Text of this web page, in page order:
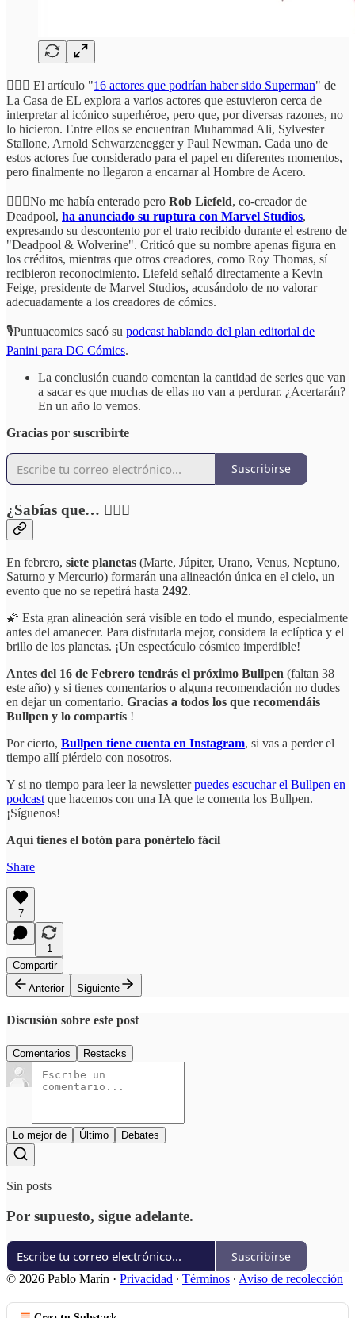
🦸🏻‍♂️ El artículo "16 actores que podrían haber sido Superman" de
La Casa de EL explora a varios actores que estuvieron cerca de
interpretar al icónico superhéroe, pero que, por diversas razones, no
lo hicieron. Entre ellos se encuentran Muhammad Ali, Sylvester
Stallone, Arnold Schwarzenegger y Paul Newman. Cada uno de
estos actores fue considerado para el papel en diferentes momentos,
pero finalmente no llegaron a encarnar al Hombre de Acero.
🤦🏻‍♂️No me había enterado pero Rob Liefeld, co-creador de
Deadpool, ha anunciado su ruptura con Marvel Studios,
expresando su descontento por el trato recibido durante el estreno de
"Deadpool & Wolverine". Criticó que su nombre apenas figura en
los créditos, mientras que otros creadores, como Roy Thomas, sí
recibieron reconocimiento. Liefeld señaló directamente a Kevin
Feige, presidente de Marvel Studios, acusándolo de no valorar
adecuadamente a los creadores de cómics.
🎙️Puntuacomics sacó su podcast hablando del plan editorial de
Panini para DC Cómics.
La conclusión cuando comentan la cantidad de series que van
a sacar es que muchas de ellas no van a perdurar. ¿Acertarán?
En un año lo vemos.
Gracias por suscribirte
Suscribirse
¿Sabías que… 🕵🏻‍♂️
En febrero, siete planetas (Marte, Júpiter, Urano, Venus, Neptuno,
Saturno y Mercurio) formarán una alineación única en el cielo, un
evento que no se repetirá hasta 2492.
🌠 Esta gran alineación será visible en todo el mundo, especialmente
antes del amanecer. Para disfrutarla mejor, considera la eclíptica y el
brillo de los planetas. ¡Un espectáculo cósmico imperdible!
Antes del 16 de Febrero tendrás el próximo Bullpen (faltan 38
este año) y si tienes comentarios o alguna recomendación no dudes
en dejar un comentario. Gracias a todos los que recomendáis
Bullpen y lo compartís !
Por cierto, Bullpen tiene cuenta en Instagram, si vas a perder el
tiempo allí piérdelo con nosotros.
Y si no tiempo para leer la newsletterpuedes escuchar el Bullpen en
podcast que hacemos con una IA que te comenta los Bullpen.
¡Síguenos!
Aquí tienes el botón para ponértelo fácil
Share
7
1
Compartir
Anterior
Siguiente
Discusión sobre este post
Comentarios Restacks
Lo mejor de Último Debates
Sin posts
Por supuesto, sigue adelante.
Suscribirse
© 2026 Pablo Marín · Privacidad ∙ Términos ∙ Aviso de recolección